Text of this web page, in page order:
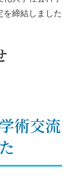
締結しました
術交流